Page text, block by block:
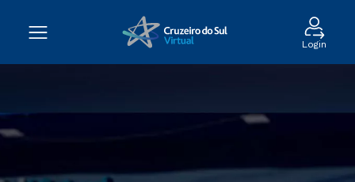
Login